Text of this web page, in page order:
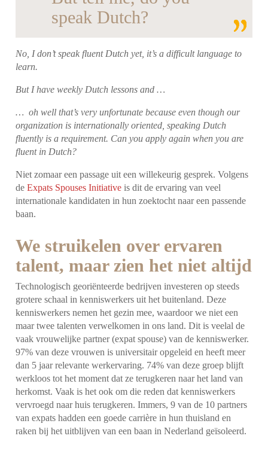
speak Dutch?
No, I don’t speak fluent Dutch yet, it’s a difficult language to
learn.
But I have weekly Dutch lessons and …
… oh well that’s very unfortunate because even though our
organization is internationally oriented, speaking Dutch
fluently is a requirement. Can you apply again when you are
fluent in Dutch?
Niet zomaar een passage uit een willekeurig gesprek. Volgens
deExpats Spouses Initiative is dit de ervaring van veel
internationale kandidaten in hun zoektocht naar een passende
baan.
We struikelen over ervaren
talent, maar zien het niet altijd
Technologisch georiënteerde bedrijven investeren op steeds
grotere schaal in kenniswerkers uit het buitenland. Deze
kenniswerkers nemen het gezin mee, waardoor we niet een
maar twee talenten verwelkomen in ons land. Dit is veelal de
vaak vrouwelijke partner (expat spouse) van de kenniswerker.
97% van deze vrouwen is universitair opgeleid en heeft meer
dan 5 jaar relevante werkervaring. 74% van deze groep blijft
werkloos tot het moment dat ze terugkeren naar het land van
herkomst. Vaak is het ook om die reden dat kenniswerkers
vervroegd naar huis terugkeren. Immers, 9 van de 10 partners
van expats hadden een goede carrière in hun thuisland en
raken bij het uitblijven van een baan in Nederland geïsoleerd.